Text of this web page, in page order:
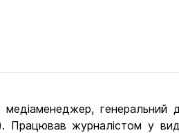
генеральний
Працював журналістом у